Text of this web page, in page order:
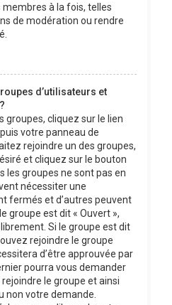
à la fois, telles
de modération ou rendre
d’utilisateurs et
groupes, cliquez sur le lien
votre panneau de
rejoindre un des groupes,
et cliquez sur le bouton
les groupes ne sont pas en
nécessiter une
fermés et d’autres peuvent
groupe est dit « Ouvert »,
Si le groupe est dit
rejoindre le groupe
d’être approuvée par
pourra vous demander
le groupe et ainsi
non votre demande.